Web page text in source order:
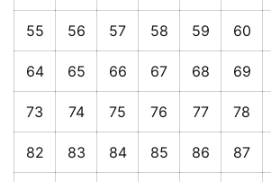
55 56 57 58 59 60
64 65 66 67 68 69
73 74 75 76 77 78
82 83 84 85 86 87